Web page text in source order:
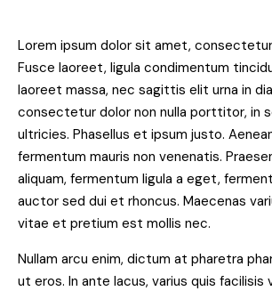
Lorem ipsum dolor sit amet,
Fusce laoreet, ligula condimentum
laoreet massa, nec sagittis elit urna in
consectetur dolor non nulla porttitor, in
ultricies. Phasellus et ipsum justo.
fermentum mauris non venenatis.
aliquam, fermentum ligula a eget,
auctor sed dui et rhoncus. Maecenas
vitae et pretium est mollis nec.
Nullam arcu enim, dictum at pharetra
ut eros. In ante lacus, varius quis facilisis